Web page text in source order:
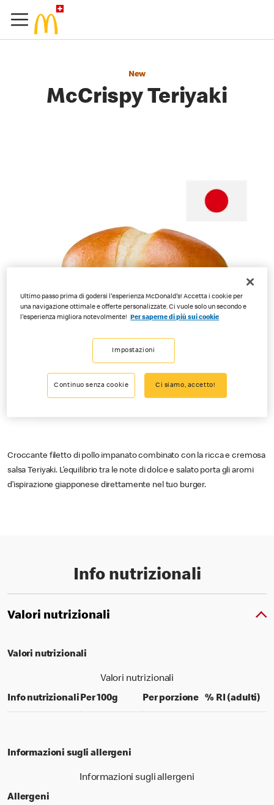
New
McCrispy Teriyaki
Croccante filetto di pollo impanato combinato con la ricca e cremosa
salsa Teriyaki. L’equilibrio tra le note di dolce e salato porta gli aromi
d’ispirazione giapponese direttamente nel tuo burger.
Info nutrizionali
Valori nutrizionali
Valori nutrizionali
Valori nutrizionali
Info nutrizionaliPer 100gper 100 grams
Per porzioneper portion
% RI (adulti)
Informazioni sugli allergeni
Informazioni sugli allergeni
Allergeni
Ultimo passo prima di godersi l'esperienza McDonald's! Accetta i cookie per
una navigazione ottimale e offerte personalizzate. Ci vuole solo un secondo e
l'esperienza migliora notevolmente!
Per saperne di più sui cookie
Impostazioni
Continuo senza cookie Ci siamo, accetto!